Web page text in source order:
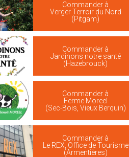
Commander à
Verger Terroir du Nord
(Pitgam)
Commander à
Jardinons notre santé
(Hazebrouck)
Commander à
Ferme Moreel
(Sec-Bois, Vieux Berquin)
Commander à
Le REX, Office de Tourisme
(Armentières)